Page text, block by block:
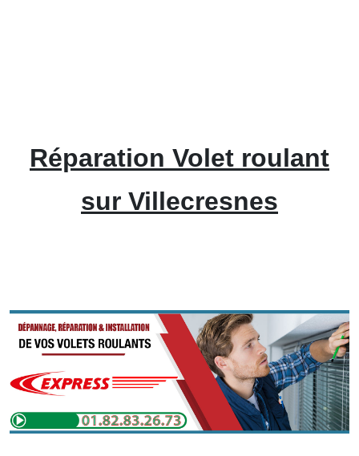
Réparation Volet roulant
sur Villecresnes